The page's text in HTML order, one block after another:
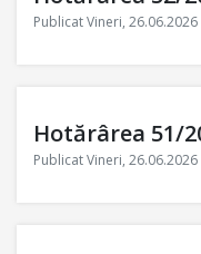
Publicat Vineri, 26.06.2026
Hotărârea 51/
Publicat Vineri, 26.06.2026